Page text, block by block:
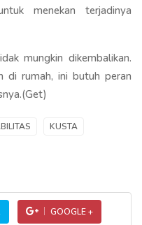
menekan terjadinya
mungkin dikembalikan.
di rumah, ini butuh peran
KUSTA
GOOGLE +